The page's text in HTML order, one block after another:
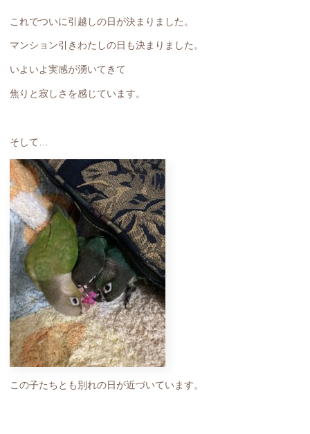
これでついに引越しの日が決まりました。
マンション引きわたしの日も決まりました。
いよいよ実感が湧いてきて
焦りと寂しさを感じています。
そして…
この子たちとも別れの日が近づいています。